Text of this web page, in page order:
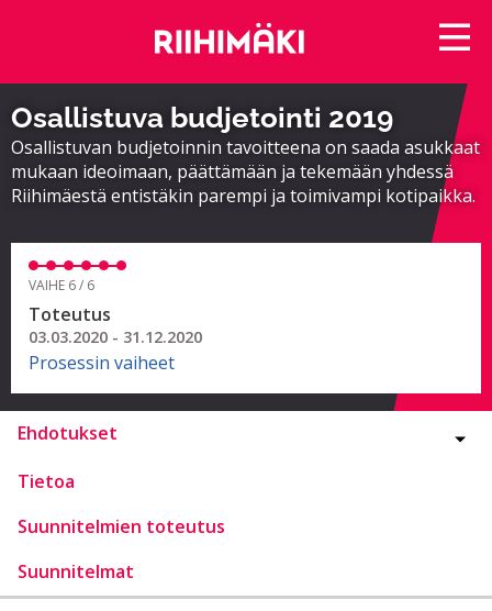
Osallistuva budjetointi 2019
Osallistuvan budjetoinnin tavoitteena on saada asukkaat
mukaan ideoimaan, päättämään ja tekemään yhdessä
Riihimäestä entistäkin parempi ja toimivampi kotipaikka.
VAIHE 6 / 6
Toteutus
03.03.2020 - 31.12.2020
Prosessin vaiheet
Ehdotukset
Tietoa
Suunnitelmien toteutus
Suunnitelmat